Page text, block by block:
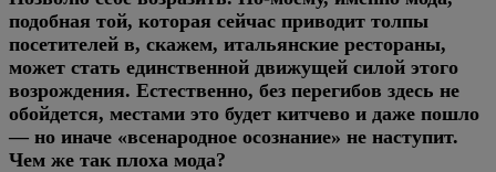
подобная той, которая сейчас приводит толпы
посетителей в, скажем, итальянские рестораны,
может стать единственной движущей силой этого
возрождения. Естественно, без перегибов здесь не
обойдется, местами это будет китчево и даже пошло
— но иначе «всенародное осознание» не наступит.
Чем же так плоха мода?